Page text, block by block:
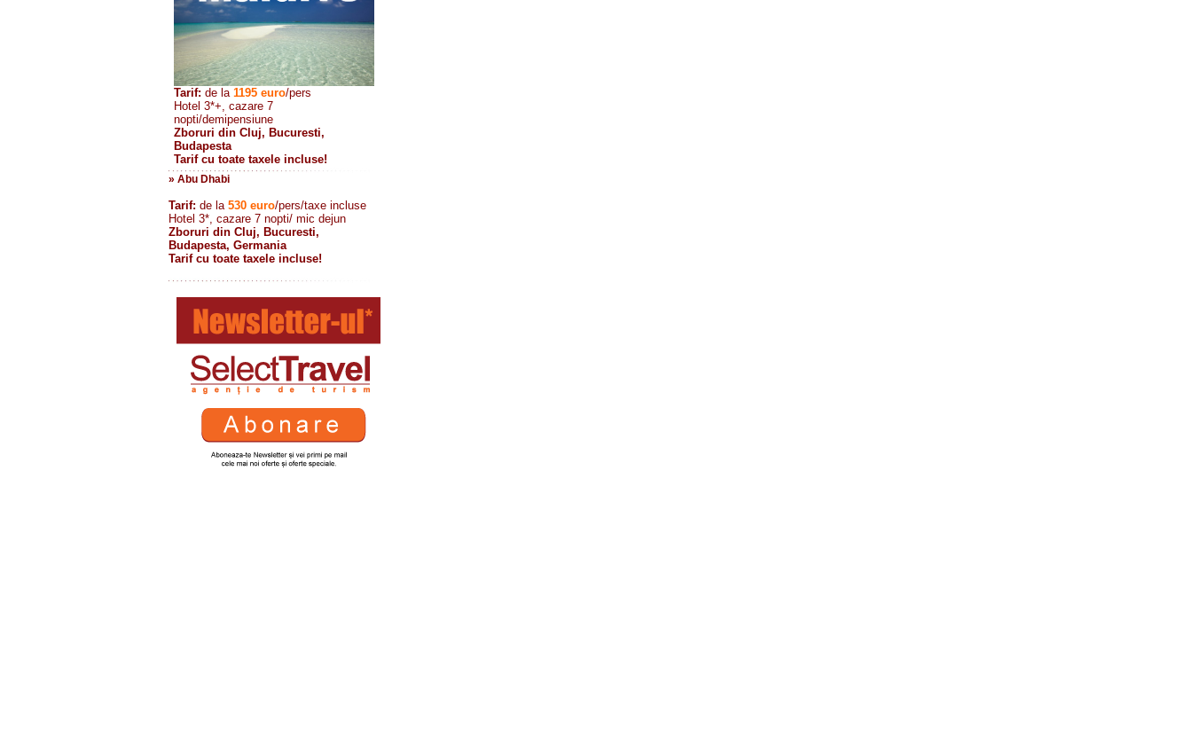
Tarif: de la 1195 euro/pers
Hotel 3*+, cazare 7
nopti/demipensiune
Zboruri din Cluj, Bucuresti,
Budapesta
Tarif cu toate taxele incluse!
» Abu Dhabi
Tarif: de la 530 euro/pers/taxe incluse
Hotel 3*, cazare 7 nopti/ mic dejun
Zboruri din Cluj, Bucuresti,
Budapesta, Germania
Tarif cu toate taxele incluse!